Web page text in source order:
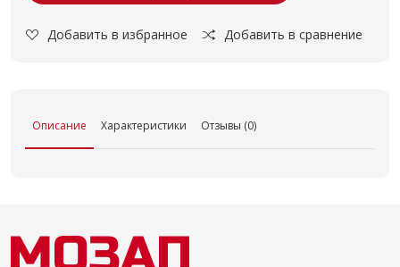
Добавить в избранное Добавить в сравнение
Описание Характеристики Отзывы (0)